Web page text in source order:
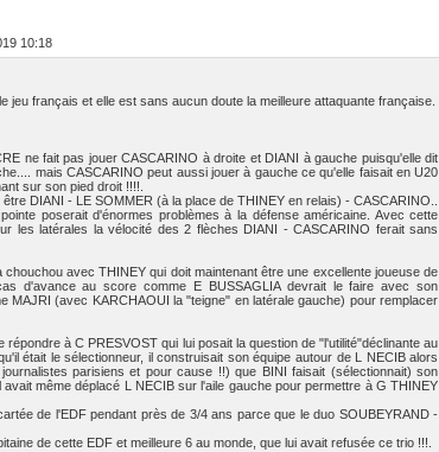
10:18
jeu français et elle est sans aucun doute la meilleure attaquante française.
ne fait pas jouer CASCARINO à droite et DIANI à gauche puisqu'elle dit
mais CASCARINO peut aussi jouer à gauche ce qu'elle faisait en U20
sur son pied droit !!!!.
DIANI - LE SOMMER (à la place de THINEY en relais) - CASCARINO..
poserait d'énormes problèmes à la défense américaine. Avec cette
les latérales la vélocité des 2 flèches DIANI - CASCARINO ferait sans
avec THINEY qui doit maintenant être une excellente joueuse de
d'avance au score comme E BUSSAGLIA devrait le faire avec son
MAJRI (avec KARCHAOUI la "teigne" en latérale gauche) pour remplacer
à C PRESVOST qui lui posait la question de "l'utilité"déclinante au
était le sélectionneur, il construisait son équipe autour de L NECIB alors
parisiens et pour cause !!) que BINI faisait (sélectionnait) son
même déplacé L NECIB sur l'aile gauche pour permettre à G THINEY
de l'EDF pendant près de 3/4 ans parce que le duo SOUBEYRAND -
de cette EDF et meilleure 6 au monde, que lui avait refusée ce trio !!!.